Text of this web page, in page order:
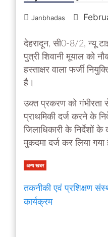
Janbhadas
देहरादून, सी0-8/2, न्यू
पुत्री शिवानी मूयाल को
हस्ताक्षर वाला फर्जी
है।
उक्त प्रकरण को गंभीरता
प्राथमिकी दर्ज करने के
जिलाधिकारी के निर्देशों
मुकदमा दर्ज कर लिया गया
अन्य खबर
तकनीकी एवं प्रशिक्षण
कार्यक्रम